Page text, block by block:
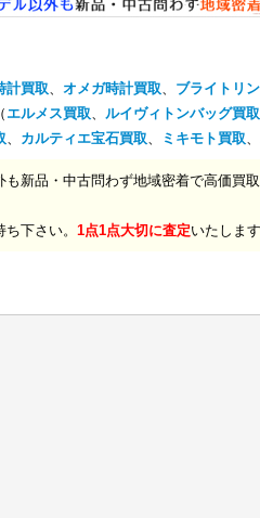
計買取、 オメガ時計買取、 ブライトリ
エルメス買取、 ルイヴィトンバッグ買取
、 カルティエ宝石買取、 ミキモト買取、
新品・中古問わず地域密着で高価買
ち下さい。 1点1点大切に査定いたします